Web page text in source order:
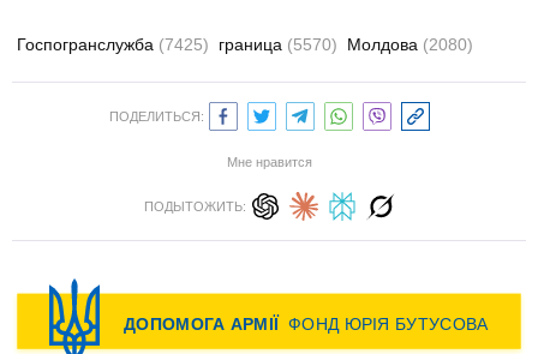
Госпогранслужба (7425) граница (5570) Молдова (2080)
ПОДЕЛИТЬСЯ:
Мне нравится
ПОДЫТОЖИТЬ: